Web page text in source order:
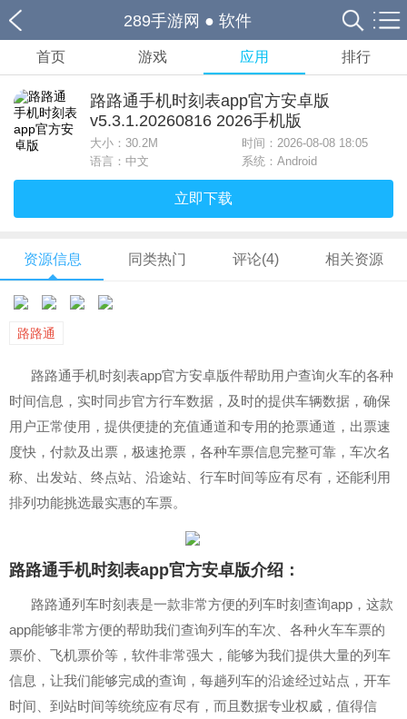
289手游网 ● 软件
首页 游戏 应用 排行
路路通手机时刻表app官方安卓版
v5.3.1.20260816 2026手机版
大小： 30.2M
时间：2026-08-08 18:05
语言：中文
系统：Android
立即下载
资源信息 同类热门 评论(4) 相关资源
路路通
路路通手机时刻表app官方安卓版件帮助用户查询火车的各种
时间信息，实时同步官方行车数据，及时的提供车辆数据，确保
用户正常使用，提供便捷的充值通道和专用的抢票通道，出票速
度快，付款及出票，极速抢票，各种车票信息完整可靠，车次名
称、出发站、终点站、沿途站、行车时间等应有尽有，还能利用
排列功能挑选最实惠的车票。
路路通手机时刻表app官方安卓版介绍：
路路通列车时刻表是一款非常方便的列车时刻查询app，这款
app能够非常方便的帮助我们查询列车的车次、各种火车车票的
票价、飞机票价等，软件非常强大，能够为我们提供大量的列车
信息，让我们能够完成的查询，每趟列车的沿途经过站点，开车
时间、到站时间等统统应有尽有，而且数据专业权威，值得信